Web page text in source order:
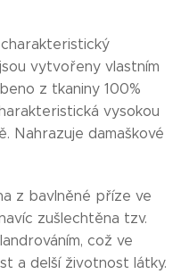
vytvořeny vlastním
z tkaniny 100%
vysokou
Nahrazuje damaškové
z bavlněné příze ve
zušlechtěna tzv.
což ve
a delší životnost látky.